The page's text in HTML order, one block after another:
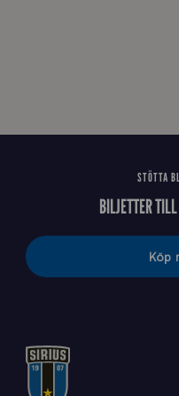
STÖTTA
BILJETTER
Köp